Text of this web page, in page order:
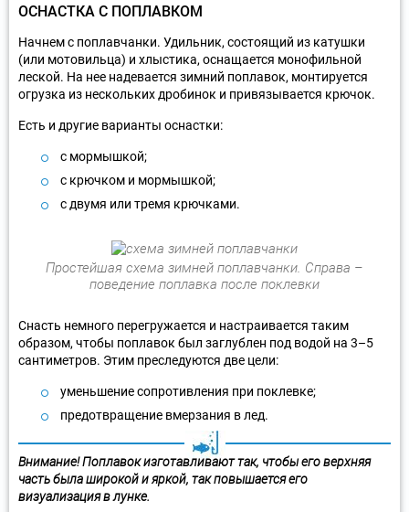
ОСНАСТКА С ПОПЛАВКОМ
Начнем с поплавчанки. Удильник, состоящий из катушки
(или мотовильца) и хлыстика, оснащается монофильной
леской. На нее надевается зимний поплавок, монтируется
огрузка из нескольких дробинок и привязывается крючок.
Есть и другие варианты оснастки:
с мормышкой;
с крючком и мормышкой;
с двумя или тремя крючками.
Простейшая схема зимней поплавчанки. Справа –
поведение поплавка после поклевки
Снасть немного перегружается и настраивается таким
образом, чтобы поплавок был заглублен под водой на 3–5
сантиметров. Этим преследуются две цели:
уменьшение сопротивления при поклевке;
предотвращение вмерзания в лед.
Внимание! Поплавок изготавливают так, чтобы его верхняя
часть была широкой и яркой, так повышается его
визуализация в лунке.